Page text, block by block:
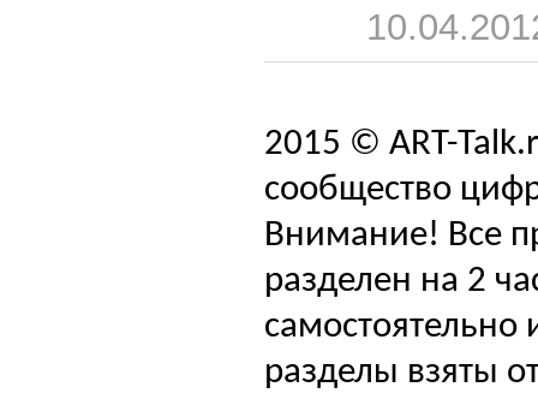
2015 © ART-
сообщество
Внимание! Все
разделен на 2
самостоятельно
разделы взяты